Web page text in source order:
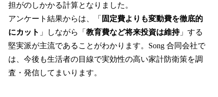
担がのしかかる計算となりました。
アンケート結果からは、「 固定費よりも変動費を徹底的
にカット 」しながら「 教育費など将来投資は維持」する
堅実派が主流であることがわかります。Song 合同会社で
は、今後も生活者の目線で実効性の高い家計防衛策を調
査・発信してまいります。